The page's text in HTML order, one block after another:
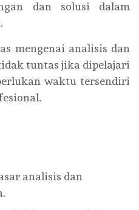
dan solusi dalam
mengenai analisis dan
tuntas jika dipelajari
waktu tersendiri
analisis dan